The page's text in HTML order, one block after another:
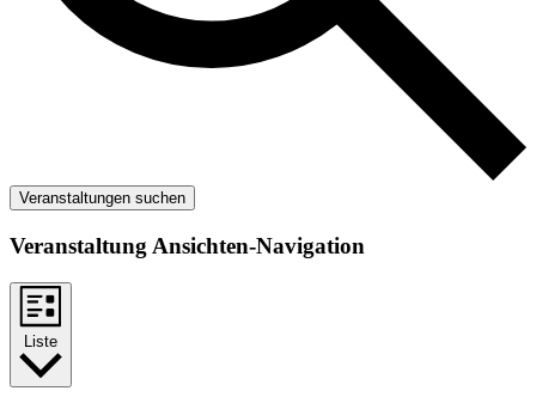
Veranstaltungen suchen
Veranstaltung Ansichten-Navigation
Liste